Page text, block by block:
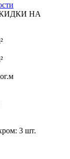
НА
3 шт.